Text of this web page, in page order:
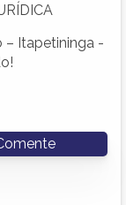
– Itapetininga -